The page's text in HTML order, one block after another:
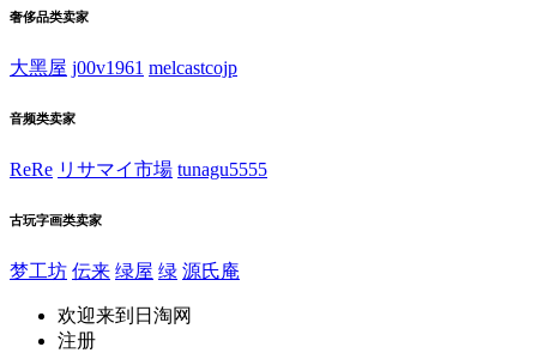
奢侈品类卖家
大黑屋 j00v1961 melcastcojp
音频类卖家
ReRe リサマイ市場 tunagu5555
古玩字画类卖家
梦工坊 伝来 绿屋 绿 源氏庵
欢迎来到日淘网
注册